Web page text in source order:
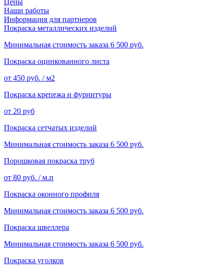
Цены
Наши работы
Информация для партнеров
Покраска металлических изделий
Минимальная стоимость заказа 6 500 руб.
Покраска оцинкованного листа
от 450 руб. / м2
Покраска крепежа и фурнитуры
от 20 руб
Покраска сетчатых изделий
Минимальная стоимость заказа 6 500 руб.
Порошковая покраска труб
от 80 руб. / м.п
Покраска оконного профиля
Минимальная стоимость заказа 6 500 руб.
Покраска швеллера
Минимальная стоимость заказа 6 500 руб.
Покраска уголков